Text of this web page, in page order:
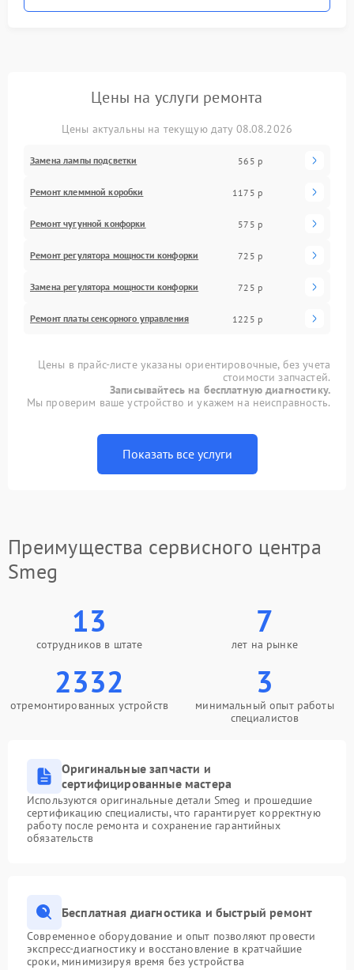
Цены на услуги ремонта
Цены актуальны на текущую дату 08.08.2026
Замена лампы подсветки 565 р
Ремонт клеммной коробки 1175 р
Ремонт чугунной конфорки 575 р
Ремонт регулятора мощности конфорки 725 р
Замена регулятора мощности конфорки 725 р
Ремонт платы сенсорного управления 1225 р
Цены в прайс-листе указаны ориентировочные, без учета
стоимости запчастей.
Записывайтесь на бесплатную диагностику.
Мы проверим ваше устройство и укажем на неисправность.
Показать все услуги
Преимущества сервисного центра
Smeg
13
сотрудников в штате
7
лет на рынке
2332
отремонтированных устройств
3
минимальный опыт работы
специалистов
Оригинальные запчасти и
сертифицированные мастера
Используются оригинальные детали Smeg и прошедшие
сертификацию специалисты, что гарантирует корректную
работу после ремонта и сохранение гарантийных
обязательств
Бесплатная диагностика и быстрый ремонт
Современное оборудование и опыт позволяют провести
экспресс-диагностику и восстановление в кратчайшие
сроки, минимизируя время без устройства